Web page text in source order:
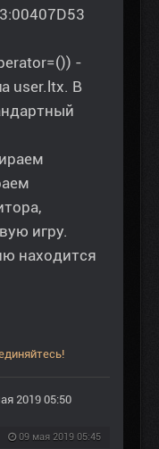
-
user.ltx. В
игру.
находится
2019 05:50
09 мая 2019 05:45